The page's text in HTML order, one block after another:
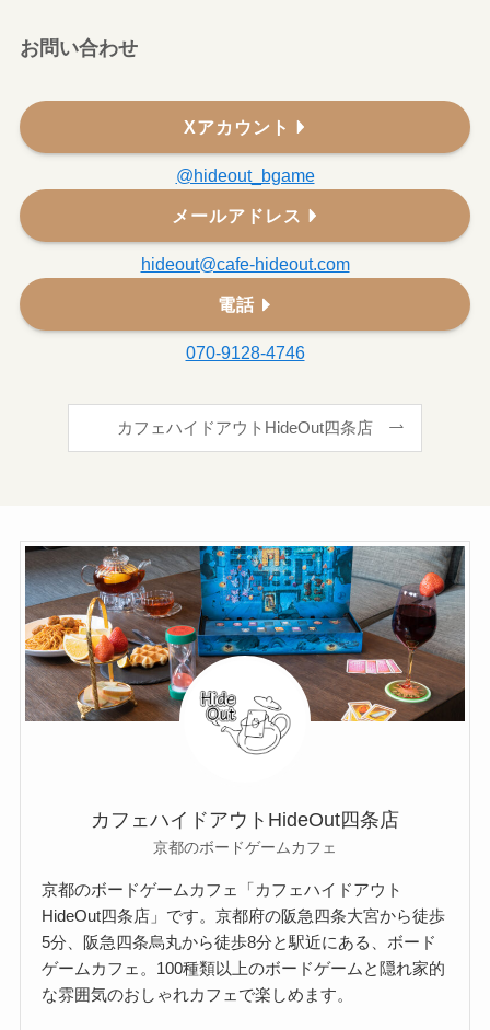
お問い合わせ
Xアカウント
@hideout_bgame
メールアドレス
hideout@cafe-hideout.com
電話
070-9128-4746
カフェハイドアウトHideOut四条店
カフェハイドアウトHideOut四条店
京都のボードゲームカフェ
京都のボードゲームカフェ「カフェハイドアウト
HideOut四条店」です。京都府の阪急四条大宮から徒歩
5分、阪急四条烏丸から徒歩8分と駅近にある、ボード
ゲームカフェ。100種類以上のボードゲームと隠れ家的
な雰囲気のおしゃれカフェで楽しめます。